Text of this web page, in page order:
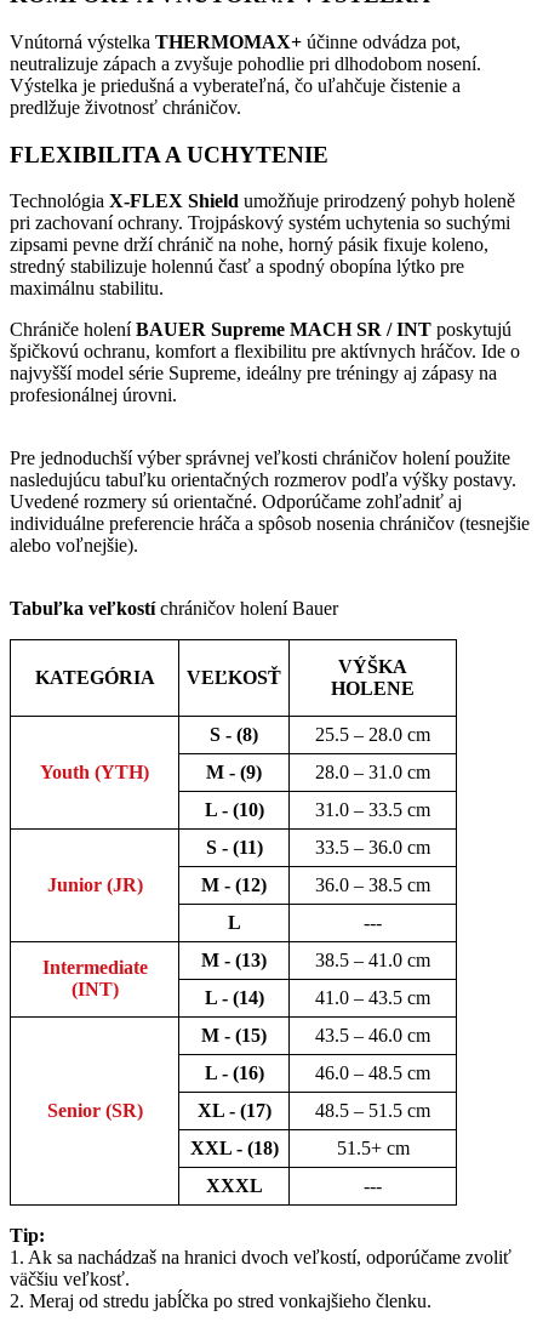
Vnútorná výstelka THERMOMAX+ účinne odvádza pot,
neutralizuje zápach a zvyšuje pohodlie pri dlhodobom nosení.
Výstelka je priedušná a vyberateľná, čo uľahčuje čistenie a
predlžuje životnosť chráničov.
FLEXIBILITA A UCHYTENIE
Technológia X-FLEX Shield umožňuje prirodzený pohyb holeně
pri zachovaní ochrany. Trojpáskový systém uchytenia so suchými
zipsami pevne drží chránič na nohe, horný pásik fixuje koleno,
stredný stabilizuje holennú časť a spodný obopína lýtko pre
maximálnu stabilitu.
Chrániče holeníBAUER Supreme MACH SR / INT poskytujú
špičkovú ochranu, komfort a flexibilitu pre aktívnych hráčov. Ide o
najvyšší model série Supreme, ideálny pre tréningy aj zápasy na
profesionálnej úrovni.
Pre jednoduchší výber správnej veľkosti chráničov holení použite
nasledujúcu tabuľku orientačných rozmerov podľa výšky postavy.
Uvedené rozmery sú orientačné. Odporúčame zohľadniť aj
individuálne preferencie hráča a spôsob nosenia chráničov (tesnejšie
alebo voľnejšie).
Tabuľka veľkostíchráničov holení Bauer
KATEGÓRIA VEĽKOSŤ
VÝŠKA
HOLENE
Youth (YTH)
S - (8)
25.5 – 28.0 cm
M - (9)
28.0 – 31.0 cm
L - (10) 31.0 – 33.5 cm
Junior (JR)
S - (11)
33.5 – 36.0 cm
M - (12)
36.0 – 38.5 cm
L
---
Intermediate
(INT)
M - (13)
38.5 – 41.0 cm
L - (14) 41.0 – 43.5 cm
Senior (SR)
M - (15)
43.5 – 46.0 cm
L - (16)
46.0 – 48.5 cm
XL - (17)
48.5 – 51.5 cm
XXL - (18)
51.5+ cm
XXXL
---
Tip:
1. Ak sa nachádzaš na hranici dvoch veľkostí, odporúčame zvoliť
väčšiu veľkosť.
2. Meraj od stredu jabĺčka po stred vonkajšieho členku.